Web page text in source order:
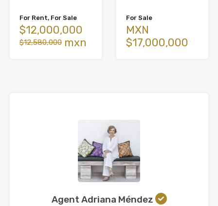
For Rent, For Sale
$12,000,000
$12,580,000 mxn
For Sale
MXN
$17,000,000
Agent Adriana Méndez